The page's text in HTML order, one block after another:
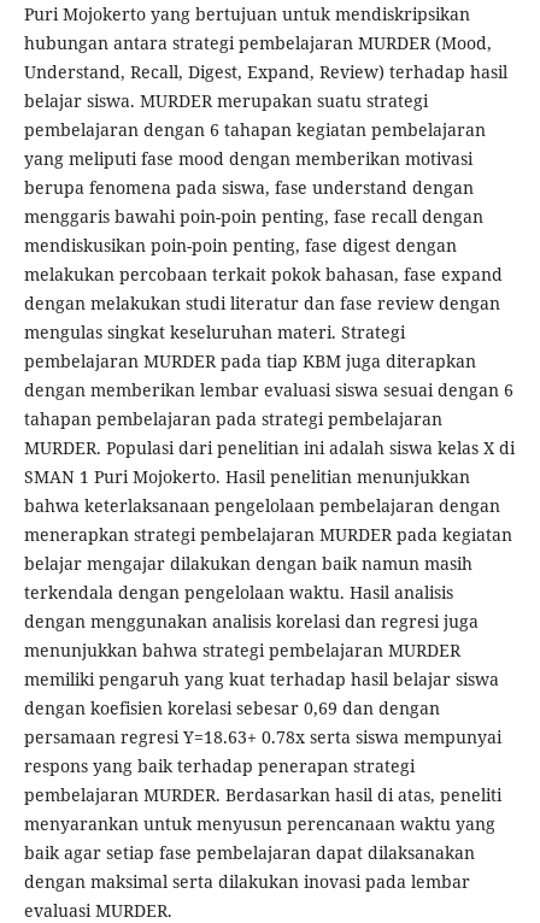
Puri Mojokerto yang bertujuan untuk mendiskripsikan
hubungan antara strategi pembelajaran MURDER (Mood,
Understand, Recall, Digest, Expand, Review) terhadap hasil
belajar siswa. MURDER merupakan suatu strategi
pembelajaran dengan 6 tahapan kegiatan pembelajaran
yang meliputi fase mood dengan memberikan motivasi
berupa fenomena pada siswa, fase understand dengan
menggaris bawahi poin-poin penting, fase recall dengan
mendiskusikan poin-poin penting, fase digest dengan
melakukan percobaan terkait pokok bahasan, fase expand
dengan melakukan studi literatur dan fase review dengan
mengulas singkat keseluruhan materi. Strategi
pembelajaran MURDER pada tiap KBM juga diterapkan
dengan memberikan lembar evaluasi siswa sesuai dengan 6
tahapan pembelajaran pada strategi pembelajaran
MURDER. Populasi dari penelitian ini adalah siswa kelas X di
SMAN 1 Puri Mojokerto. Hasil penelitian menunjukkan
bahwa keterlaksanaan pengelolaan pembelajaran dengan
menerapkan strategi pembelajaran MURDER pada kegiatan
belajar mengajar dilakukan dengan baik namun masih
terkendala dengan pengelolaan waktu. Hasil analisis
dengan menggunakan analisis korelasi dan regresi juga
menunjukkan bahwa strategi pembelajaran MURDER
memiliki pengaruh yang kuat terhadap hasil belajar siswa
dengan koefisien korelasi sebesar 0,69 dan dengan
persamaan regresi Y=18.63+ 0.78x serta siswa mempunyai
respons yang baik terhadap penerapan strategi
pembelajaran MURDER. Berdasarkan hasil di atas, peneliti
menyarankan untuk menyusun perencanaan waktu yang
baik agar setiap fase pembelajaran dapat dilaksanakan
dengan maksimal serta dilakukan inovasi pada lembar
evaluasi MURDER.